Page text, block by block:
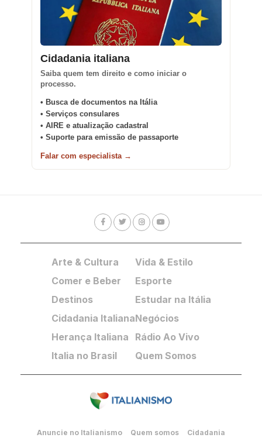
Cidadania italiana
Saiba quem tem direito e como iniciar o
processo.
• Busca de documentos na Itália
• Serviços consulares
• AIRE e atualização cadastral
• Suporte para emissão de passaporte
Falar com especialista →
Arte & Cultura
Comer e Beber
Destinos
Cidadania Italiana
Herança Italiana
Italia no Brasil
Vida & Estilo
Esporte
Estudar na Itália
Negócios
Rádio Ao Vivo
Quem Somos
Anuncie no Italianismo Quem somos Cidadania